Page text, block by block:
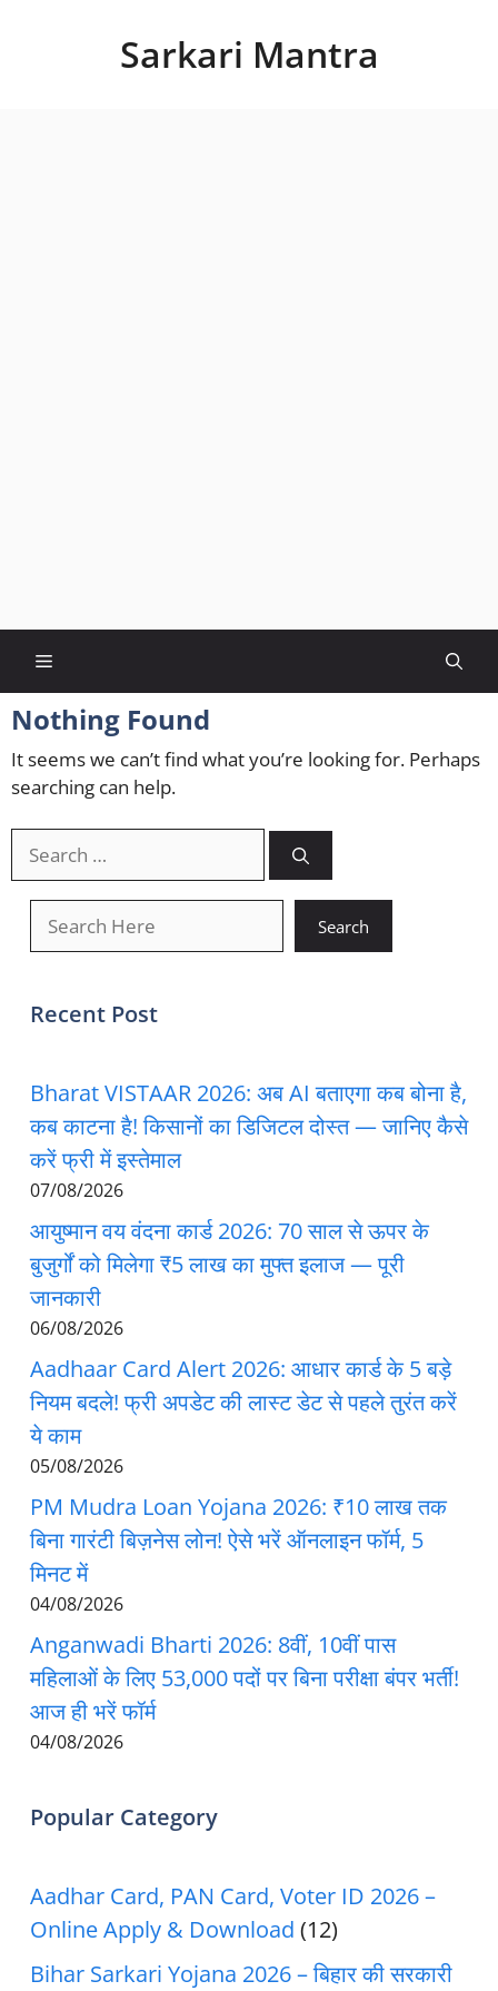
Sarkari Mantra
Menu
Nothing Found
It seems we can’t find what you’re looking for. Perhaps
searching can help.
for:
Search
Recent Post
Bharat VISTAAR 2026: अब AI बताएगा कब बोना है,
कब काटना है! किसानों का डिजिटल दोस्त — जानिए कैसे
करें फ्री में इस्तेमाल
07/08/2026
आयुष्मान वय वंदना कार्ड 2026: 70 साल से ऊपर के
बुजुर्गों को मिलेगा ₹5 लाख का मुफ्त इलाज — पूरी
जानकारी
06/08/2026
Aadhaar Card Alert 2026: आधार कार्ड के 5 बड़े
नियम बदले! फ्री अपडेट की लास्ट डेट से पहले तुरंत करें
ये काम
05/08/2026
PM Mudra Loan Yojana 2026: ₹10 लाख तक
बिना गारंटी बिज़नेस लोन! ऐसे भरें ऑनलाइन फॉर्म, 5
मिनट में
04/08/2026
Anganwadi Bharti 2026: 8वीं, 10वीं पास
महिलाओं के लिए 53,000 पदों पर बिना परीक्षा बंपर भर्ती!
आज ही भरें फॉर्म
04/08/2026
Popular Category
Aadhar Card, PAN Card, Voter ID 2026 –
Online Apply & Download (12)
Bihar Sarkari Yojana 2026 – बिहार की सरकारी